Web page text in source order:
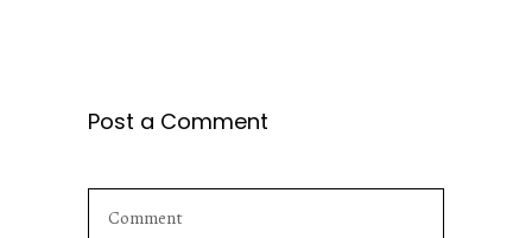
Post a Comment